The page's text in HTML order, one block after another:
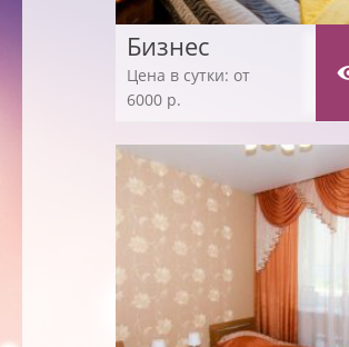
Бизнес
Цена в сутки: от
6000 р.